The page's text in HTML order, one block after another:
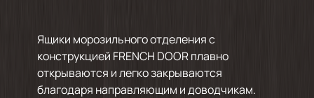
Ящики морозильного отделения c
конструкцией FRENCH DOOR плавно
открываются и легко закрываются
благодаря направляющим и доводчикам.